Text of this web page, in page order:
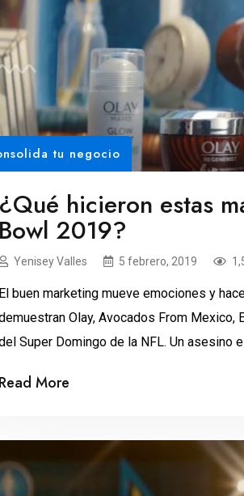
tu negocio
¿Qué hicieron estas
Bowl 2019?
Yenisey Valles 5 febrero, 2019
El buen marketing mueve emociones y
Olay, Avocados From
Super Domingo de la NFL. Un asesino
Read More